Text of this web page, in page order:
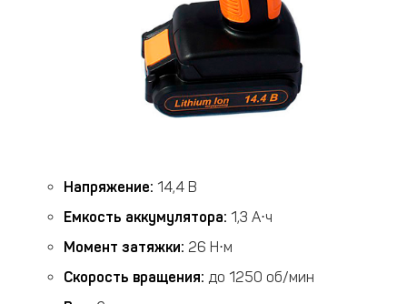
Напряжение: 14,4 В
Емкость аккумулятора: 1,3 А⋅ч
Момент затяжки: 26 Н⋅м
Скорость вращения: до 1250 об/мин